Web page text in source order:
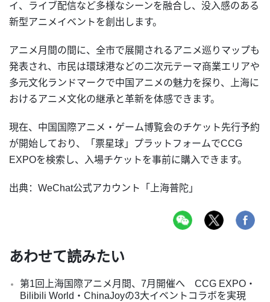
イ、ライブ配信など多様なシーンを融合し、没入感のある
新型アニメイベントを創出します。
アニメ月間の間に、全市で展開されるアニメ巡りマップも
発表され、市民は環球港などの二次元テーマ商業エリアや
多元文化ランドマークで中国アニメの魅力を探り、上海に
おけるアニメ文化の継承と革新を体感できます。
現在、中国国際アニメ・ゲーム博覧会のチケット先行予約
が開始しており、「票星球」プラットフォームでCCG
EXPOを検索し、入場チケットを事前に購入できます。
出典：WeChat公式アカウント「上海普陀」
あわせて読みたい
第1回上海国際アニメ月間、7月開催へ CCG EXPO・
Bilibili World・ChinaJoyの3大イベントコラボを実現